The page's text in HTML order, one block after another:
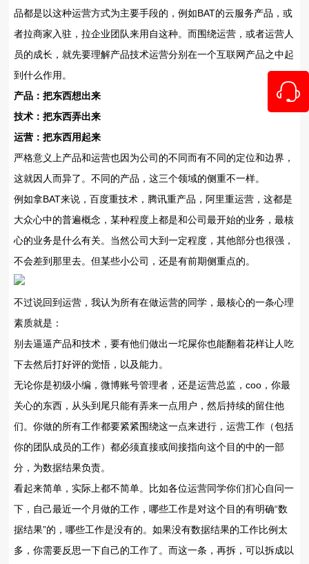
品都是以这种运营方式为主要手段的，例如BAT的云服务产品，或
者拉商家入驻，拉企业团队来用自这种。而围绕运营，或者运营人
员的成长，就先要理解产品技术运营分别在一个互联网产品之中起
到什么作用。
产品：把东西想出来
技术：把东西弄出来
运营：把东西用起来
严格意义上产品和运营也因为公司的不同而有不同的定位和边界，
这就因人而异了。不同的产品，这三个领域的侧重不一样。
例如拿BAT来说，百度重技术，腾讯重产品，阿里重运营，这都是
大众心中的普遍概念，某种程度上都是和公司最开始的业务，最核
心的业务是什么有关。当然公司大到一定程度，其他部分也很强，
不会差到那里去。但某些小公司，还是有前期侧重点的。
不过说回到运营，我认为所有在做运营的同学，最核心的一条心理
素质就是：
别去逼逼产品和技术，要有他们做出一坨屎你也能翻着花样让人吃
下去然后打好评的觉悟，以及能力。
无论你是初级小编，微博账号管理者，还是运营总监，coo，你最
关心的东西，从头到尾只能有弄来一点用户，然后持续的留住他
们。你做的所有工作都要紧紧围绕这一点来进行，运营工作（包括
你的团队成员的工作）都必须直接或间接指向这个目的中的一部
分，为数据结果负责。
看起来简单，实际上都不简单。比如各位运营同学你们扪心自问一
下，自己最近一个月做的工作，哪些工作是对这个目的有明确“数
据结果”的，哪些工作是没有的。如果没有数据结果的工作比例太
多，你需要反思一下自己的工作了。而这一条，再拆，可以拆成以